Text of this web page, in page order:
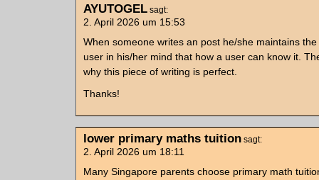
AYUTOGEL sagt:
2. April 2026 um 15:53
When someone writes an post he/she maintains
user in his/her mind that how a user can know it.
why this piece of writing is perfect.
Thanks!
lower primary maths tuition sagt:
2. April 2026 um 18:11
Many Singapore parents choose primary math